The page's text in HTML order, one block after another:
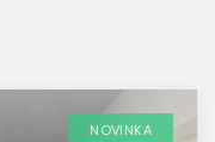
NOVINKA